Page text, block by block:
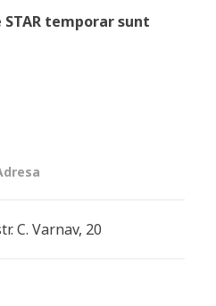
temporar sunt
C. Varnav, 20